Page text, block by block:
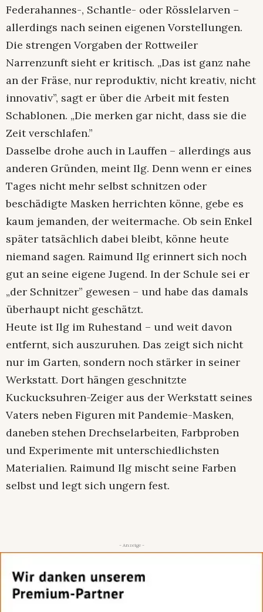
Federahannes-, Schantle- oder Rösslelarven –
allerdings nach seinen eigenen Vorstellungen.
Die strengen Vorgaben der Rottweiler
Narrenzunft sieht er kritisch. „Das ist ganz nahe
an der Fräse, nur reproduktiv, nicht kreativ, nicht
innovativ”, sagt er über die Arbeit mit festen
Schablonen. „Die merken gar nicht, dass sie die
Zeit verschlafen.”
Dasselbe drohe auch in Lauffen – allerdings aus
anderen Gründen, meint Ilg. Denn wenn er eines
Tages nicht mehr selbst schnitzen oder
beschädigte Masken herrichten könne, gebe es
kaum jemanden, der weitermache. Ob sein Enkel
später tatsächlich dabei bleibt, könne heute
niemand sagen. Raimund Ilg erinnert sich noch
gut an seine eigene Jugend. In der Schule sei er
„der Schnitzer” gewesen – und habe das damals
überhaupt nicht geschätzt.
Heute ist Ilg im Ruhestand – und weit davon
entfernt, sich auszuruhen. Das zeigt sich nicht
nur im Garten, sondern noch stärker in seiner
Werkstatt. Dort hängen geschnitzte
Kuckucksuhren-Zeiger aus der Werkstatt seines
Vaters neben Figuren mit Pandemie-Masken,
daneben stehen Drechselarbeiten, Farbproben
und Experimente mit unterschiedlichsten
Materialien. Raimund Ilg mischt seine Farben
selbst und legt sich ungern fest.
- Anzeige -